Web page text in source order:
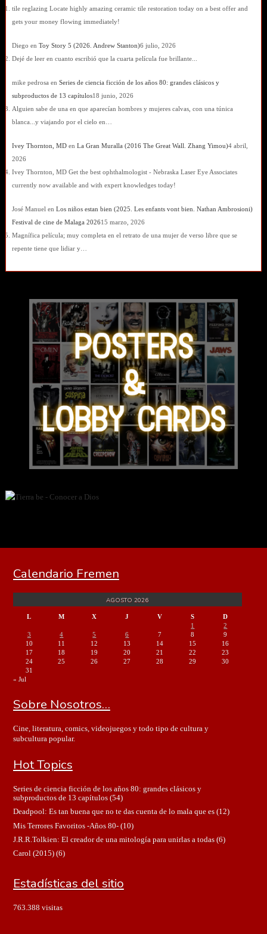
tile reglazing Locate highly amazing ceramic tile restoration today on a best offer and
gets your money flowing immediately!
Diego en Toy Story 5 (2026. Andrew Stanton)6 julio, 2026
Dejé de leer en cuanto escribió que la cuarta película fue brillante...
mike pedrosa en Series de ciencia ficción de los años 80: grandes clásicos y
subproductos de 13 capítulos18 junio, 2026
Alguien sabe de una en que aparecían hombres y mujeres calvas, con una túnica
blanca...y viajando por el cielo en…
Ivey Thornton, MDen La Gran Muralla (2016 The Great Wall. Zhang Yimou)4 abril,
2026
Ivey Thornton, MD Get the best ophthalmologist - Nebraska Laser Eye Associates
currently now available and with expert knowledges today!
José Manuel en Los niños estan bien (2025. Les enfants vont bien. Nathan Ambrosioni)
Festival de cine de Malaga 202615 marzo, 2026
Magnífica película; muy completa en el retrato de una mujer de verso libre que se
repente tiene que lidiar y…
Calendario Fremen
AGOSTO 2026
L M X J V S
D
1
2
3
4 5 6 7 8
9
10
11 12 13 14 15
16
17
18 19 20 21 22
23
24
25 26 27 28 29
30
31
« Jul
Sobre Nosotros…
Cine, literatura, comics, videojuegos y todo tipo de cultura y
subcultura popular.
Hot Topics
Series de ciencia ficción de los años 80: grandes clásicos y
subproductos de 13 capítulos(54)
Deadpool: Es tan buena que no te das cuenta de lo mala que es(12)
Mis Terrores Favoritos -Años 80-(10)
J.R.R.Tolkien: El creador de una mitología para unirlas a todas(6)
Carol (2015)(6)
Estadísticas del sitio
763.388 visitas